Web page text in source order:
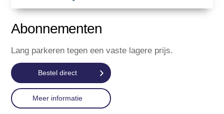
Abonnementen
Lang parkeren tegen een vaste lagere prijs.
Bestel direct
Meer informatie